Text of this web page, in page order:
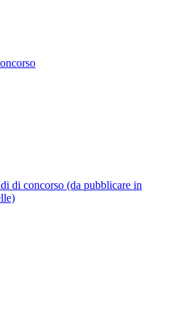
di concorso (da pubblicare in